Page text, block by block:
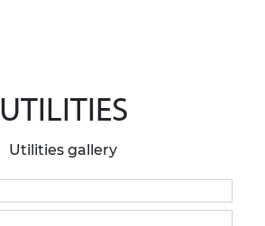
UTILITIES
Utilities gallery